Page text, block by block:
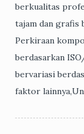
berkualitas
tajam dan grafis
Perkiraan
berdasarkan
bervariasi
faktor